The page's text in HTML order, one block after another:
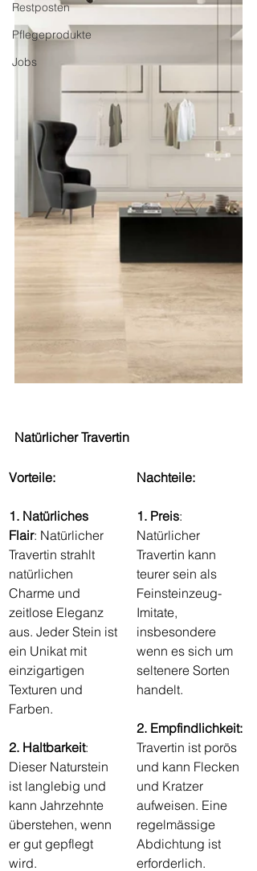
Restposten
Pflegeprodukte
Jobs
Natürlicher Travertin
Vorteile:
1. Natürliches
Flair: Natürlicher
Travertin strahlt
natürlichen
Charme und
zeitlose Eleganz
aus. Jeder Stein ist
ein Unikat mit
einzigartigen
Texturen und
Farben.
2. Haltbarkeit:
Dieser Naturstein
ist langlebig und
kann Jahrzehnte
überstehen, wenn
er gut gepflegt
wird.
Nachteile:
1. Preis:
Natürlicher
Travertin kann
teurer sein als
Feinsteinzeug-
Imitate,
insbesondere
wenn es sich um
seltenere Sorten
handelt.
2. Empfindlichkeit:
Travertin ist porös
und kann Flecken
und Kratzer
aufweisen. Eine
regelmässige
Abdichtung ist
erforderlich.